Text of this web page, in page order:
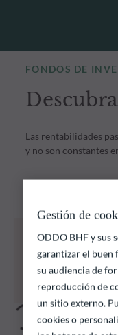
FONDOS DE
Las rentabilidades
y no son constantes
Todos los
conllevan un
Las
resultados
tiempo
Gestión de
ODDO BHF y sus
garantizar el buen
su audiencia de
reproducción de
un sitio externo.
cookies o